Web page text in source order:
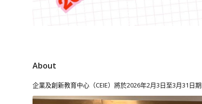
About
企業及創新教育中心（CEIE）將於2026年2月3日至3月31日